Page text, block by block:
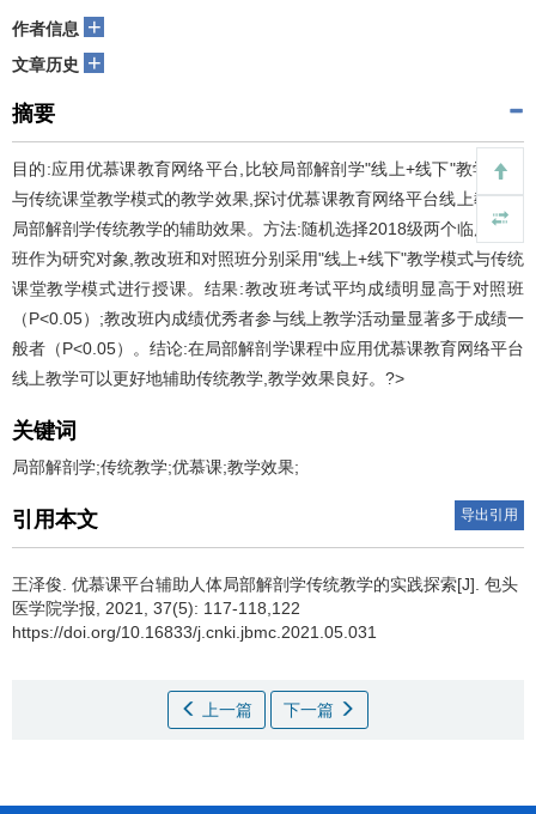
作者信息 +
文章历史 +
摘要
目的:应用优慕课教育网络平台,比较局部解剖学"线上+线下"教学模式
与传统课堂教学模式的教学效果,探讨优慕课教育网络平台线上教学对
局部解剖学传统教学的辅助效果。方法:随机选择2018级两个临床本科
班作为研究对象,教改班和对照班分别采用"线上+线下"教学模式与传统
课堂教学模式进行授课。结果:教改班考试平均成绩明显高于对照班
（P<0.05）;教改班内成绩优秀者参与线上教学活动量显著多于成绩一
般者（P<0.05）。结论:在局部解剖学课程中应用优慕课教育网络平台
线上教学可以更好地辅助传统教学,教学效果良好。?>
关键词
局部解剖学;传统教学;优慕课;教学效果;
引用本文 导出引用
王泽俊. 优慕课平台辅助人体局部解剖学传统教学的实践探索[J]. 包头
医学院学报, 2021, 37(5): 117-118,122
https://doi.org/10.16833/j.cnki.jbmc.2021.05.031
上一篇 下一篇